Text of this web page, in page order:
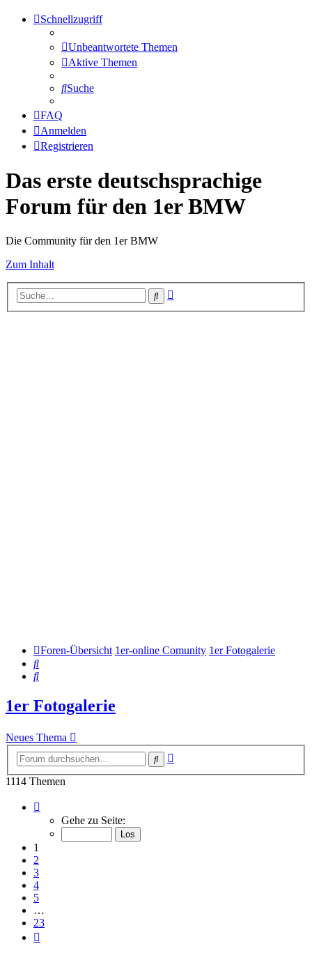
Schnellzugriff
Unbeantwortete Themen
Aktive Themen
Suche
FAQ
Anmelden
Registrieren
Das erste deutschsprachige
Forum für den 1er BMW
Die Community für den 1er BMW
Zum Inhalt
Suche
Foren-Übersicht 1er-online Comunity 1er Fotogalerie
Suche
Suche
1er Fotogalerie
Neues Thema
Suche
1114 Themen
von
Gehe zu Seite:
1
2
3
4
5
…
23